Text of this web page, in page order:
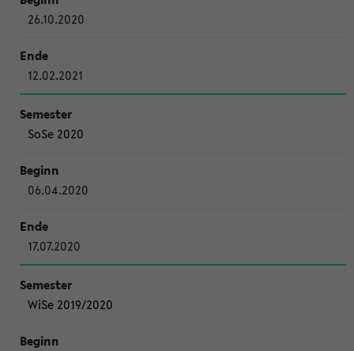
26.10.2020
12.02.2021
SoSe 2020
06.04.2020
17.07.2020
WiSe 2019/2020